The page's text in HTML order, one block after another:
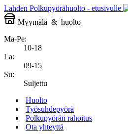
Lahden Polkupyörähuolto - etusivulle
Myymälä & huolto
Ma-Pe:
10-18
La:
09-15
Su:
Suljettu
Huolto
Työsuhdepyörä
Polkupyörän rahoitus
Ota yhteyttä